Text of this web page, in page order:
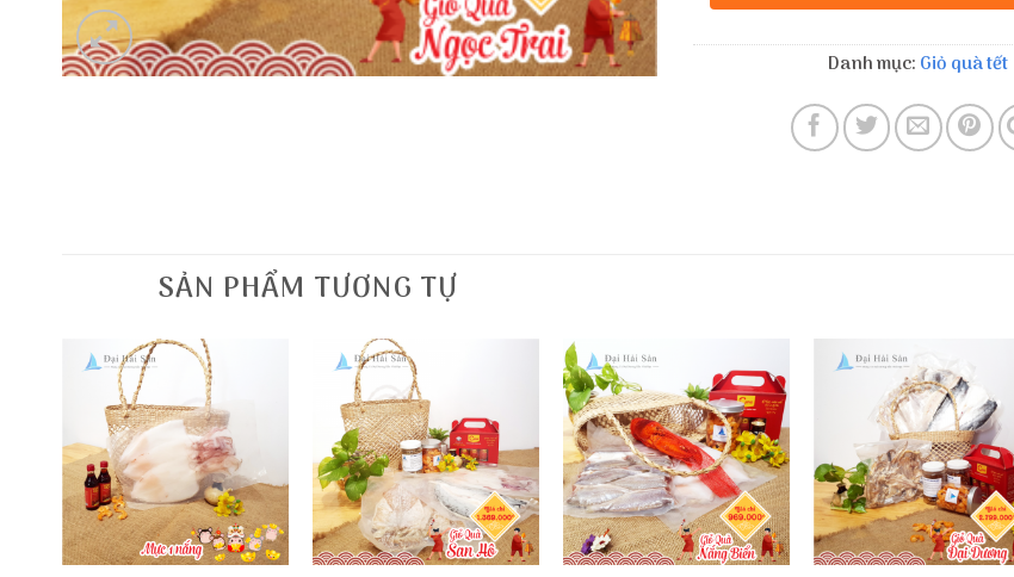
Danh mục: Giỏ quà tết
SẢN PHẨM TƯƠNG TỰ